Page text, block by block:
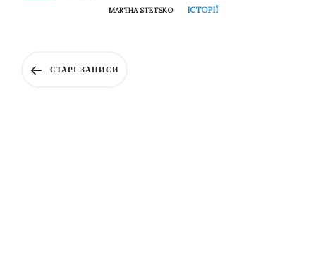
MARTHA STETSKO ІСТОРІЇ
СТАРІ ЗАПИСИ